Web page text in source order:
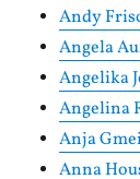
Andy
Angela
Angelika
Angelina
Anja
Anna